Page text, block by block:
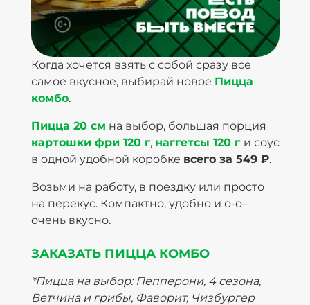
Когда хочется взять с собой сразу все
самое вкусное, выбирай новое Пицца
комбо.
Пицца 20 см на выбор, большая порция
картошки фри 120 г, наггетсы 120 г и соус
в одной удобной коробке всего за 549 ₽.
Возьми на работу, в поездку или просто
на перекус. Компактно, удобно и о-о-
очень вкусно.
ЗАКАЗАТЬ ПИЦЦА КОМБО
*Пицца на выбор: Пепперони, 4 сезона,
Ветчина и грибы, Фаворит, Чизбургер